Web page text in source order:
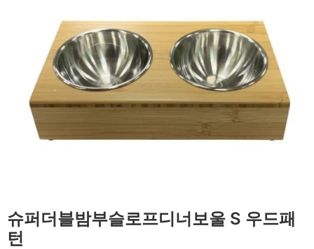
슈퍼더블밤부슬로프디너보울 S 우드패
턴